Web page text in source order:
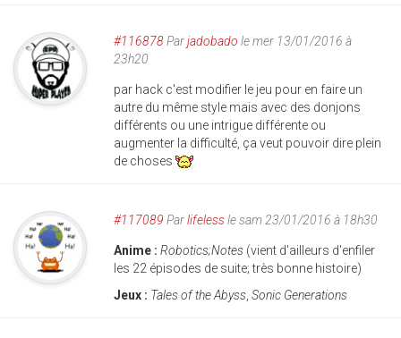
#116878Parjadobado le mer 13/01/2016 à
23h20
par hack c'est modifier le jeu pour en faire un
autre du même style mais avec des donjons
différents ou une intrigue différente ou
augmenter la difficulté, ça veut pouvoir dire plein
de choses
#117089 Parlifelessle sam 23/01/2016 à 18h30
Anime : Robotics;Notes (vient d'ailleurs d'enfiler
les 22 épisodes de suite; très bonne histoire)
Jeux : Tales of the Abyss Sonic Generations